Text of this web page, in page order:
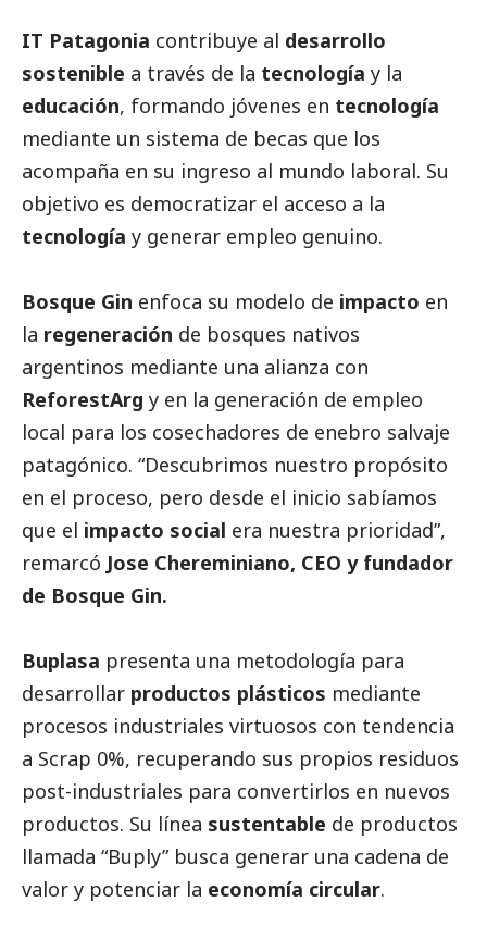
IT Patagonia contribuye al desarrollo
sostenible a través de la tecnología y la
educación, formando jóvenes en tecnología
mediante un sistema de becas que los
acompaña en su ingreso al mundo laboral. Su
objetivo es democratizar el acceso a la
tecnología y generar empleo genuino.
Bosque Gin enfoca su modelo de impacto en
la regeneración de bosques nativos
argentinos mediante una alianza con
ReforestArg y en la generación de empleo
local para los cosechadores de enebro salvaje
patagónico. “Descubrimos nuestro propósito
en el proceso, pero desde el inicio sabíamos
que el impacto social era nuestra prioridad”,
remarcó Jose Chereminiano, CEO y fundador
de Bosque Gin.
Buplasa presenta una metodología para
desarrollar productos plásticos mediante
procesos industriales virtuosos con tendencia
a Scrap 0%, recuperando sus propios residuos
post-industriales para convertirlos en nuevos
productos. Su línea sustentable de productos
llamada “Buply” busca generar una cadena de
valor y potenciar la economía circular.